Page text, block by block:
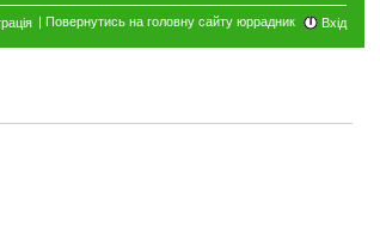
| Повернутись на головну сайту юррадник Вхід